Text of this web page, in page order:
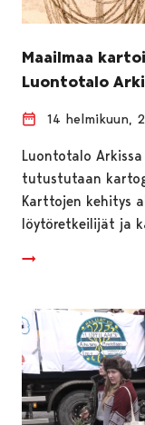
Maailmaa
Luontotalo
14 helmikuun,
Luontotalo
tutustutaan
Karttojen kehitys
löytöretkeilijät ja